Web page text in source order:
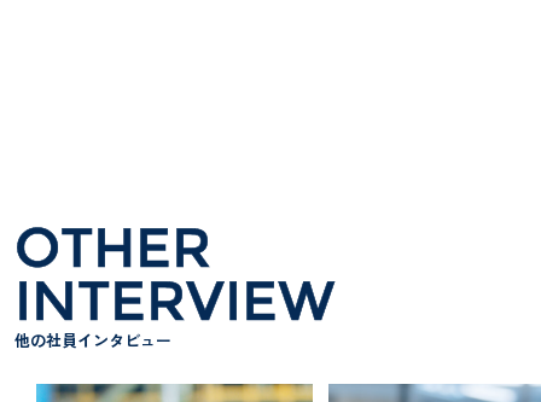
OTHER
INTERVIEW
他の社員インタビュー